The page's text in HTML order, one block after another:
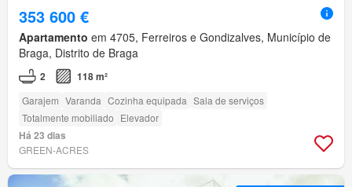
353 600 €
Apartamento em 4705, Ferreiros e Gondizalves, Município de
Braga, Distrito de Braga
2 118 m²
Garajem Varanda Cozinha equipada Sala de serviços
Totalmente mobiliado Elevador
Há 23 dias
GREEN-ACRES